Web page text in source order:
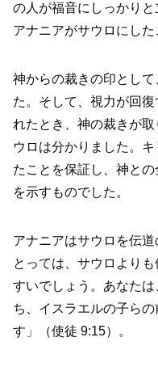
の人が福音にしっかりと
アナニアがサウロにした
神からの裁きの印とし
た。そして、視力が回
れたとき、神の裁きが
ウロは分かりました。
たことを保証し、神と
を示すものでした。
アナニアはサウロを伝
とっては、サウロより
すいでしょう。あなた
ち、イスラエルの子ら
す」（使徒 9:15）。